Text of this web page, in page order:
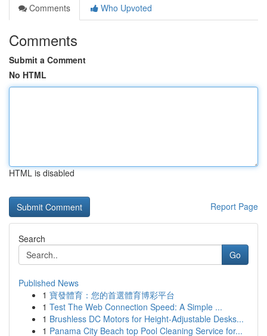
Comments
Who Upvoted
Comments
Submit a Comment
No HTML
HTML is disabled
Report Page
Search
Go
Published News
1 寶發體育：您的首選體育博彩平台
1 Test The Web Connection Speed: A Simple ...
1 Brushless DC Motors for Height-Adjustable Desks...
1 Panama City Beach top Pool Cleaning Service for...